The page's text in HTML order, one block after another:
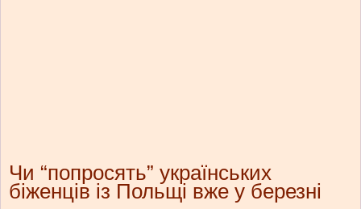
Чи “попросять” українських
біженців із Польщі вже у березні